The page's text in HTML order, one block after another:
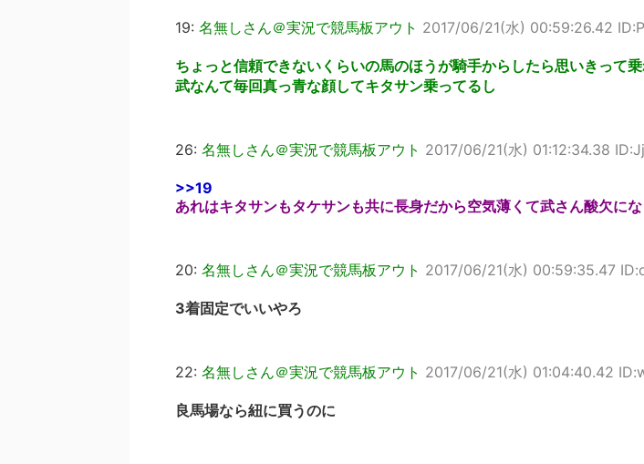
19: 名無しさん＠実況で競馬板アウト 2017/06/21(水) 00:59:26.42
ちょっと信頼できないくらいの馬のほうが騎手からしたら思いきって
武なんて毎回真っ青な顔してキタサン乗ってるし
26: 名無しさん＠実況で競馬板アウト 2017/06/21(水) 01:12:34.38
>>19
あれはキタサンもタケサンも共に長身だから空気薄くて武さん酸欠に
20: 名無しさん＠実況で競馬板アウト 2017/06/21(水) 00:59:35.47
3着固定でいいやろ
22: 名無しさん＠実況で競馬板アウト 2017/06/21(水) 01:04:40.42
良馬場なら紐に買うのに